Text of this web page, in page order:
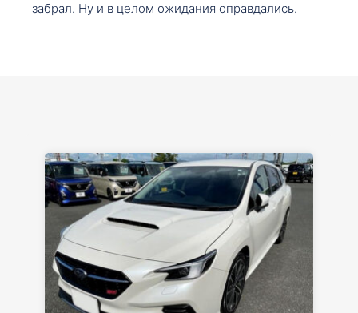
забрал. Ну и в целом ожидания оправдались.